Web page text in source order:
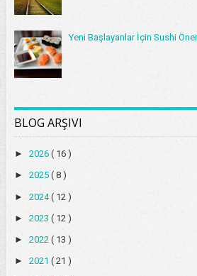
Yeni Başlayanlar İçin Sushi
BLOG ARŞIVI
► 2026 ( 16 )
► 2025 ( 8 )
► 2024( 12 )
► 2023 ( 12 )
► 2022 ( 13 )
► 2021 ( 21 )